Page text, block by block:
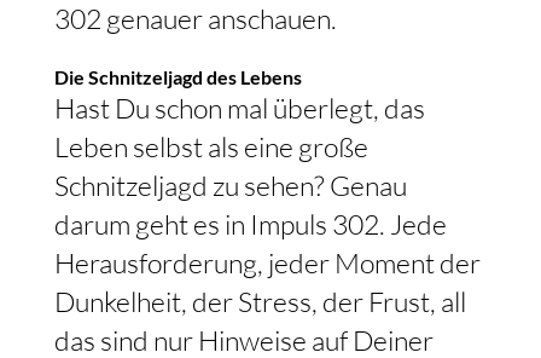
302 genauer anschauen.
Die Schnitzeljagd des Lebens
Hast Du schon mal überlegt, das
Leben selbst als eine große
Schnitzeljagd zu sehen? Genau
darum geht es in Impuls 302. Jede
Herausforderung, jeder Moment der
Dunkelheit, der Stress, der Frust, all
das sind nur Hinweise auf Deiner